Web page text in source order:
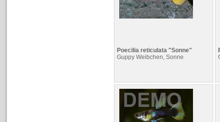
Poecilia reticulata "Sonne"
Guppy Weibchen, Sonne